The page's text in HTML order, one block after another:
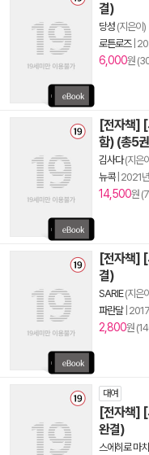
결)
당성 (지은이)
로튼로즈|
6,000원
[전자책] [
함) (총5
김사다(지은
뉴콕| 2021
14,500원
[전자책]
결)
SARIE(지은
파란달|
2,800원
대여
[전자책]
완결)
스에히로 마치